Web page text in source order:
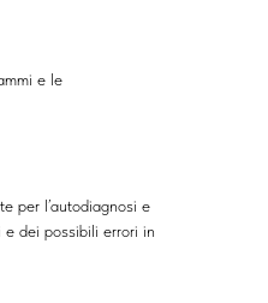
e le
per l’autodiagnosi e
dei possibili errori in